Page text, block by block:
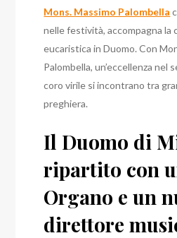
Mons. Massimo Palombella
nelle festività, accompagna la
eucaristica in Duomo. Con
Palombella, un’eccellenza nel
coro virile si incontrano tra
preghiera.
Il Duomo di
ripartito con
Organo e un
direttore